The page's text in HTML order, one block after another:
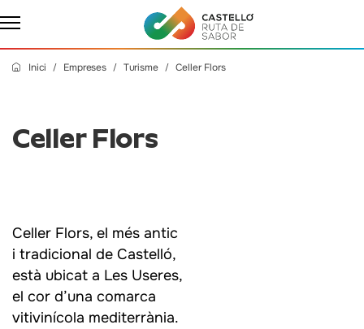
Inici Empreses Turisme Celler Flors
Celler Flors
Celler Flors, el més antic
i tradicional de Castelló,
està ubicat a Les Useres,
el cor d’una comarca
vitivinícola mediterrània.